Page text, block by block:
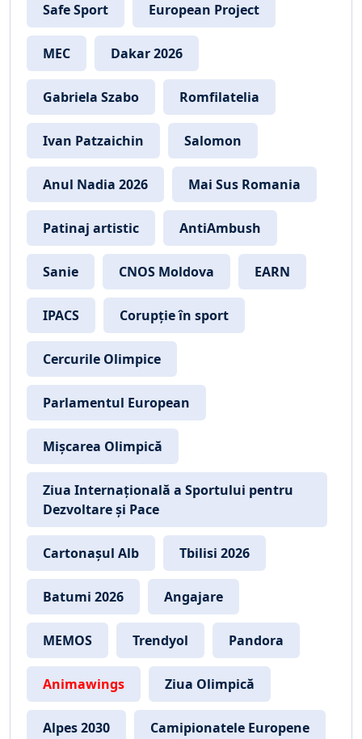
Safe Sport European Project
MEC Dakar 2026
Gabriela Szabo Romfilatelia
Ivan Patzaichin Salomon
Anul Nadia 2026 Mai Sus Romania
Patinaj artistic AntiAmbush
Sanie CNOS Moldova EARN
IPACS Corupție în sport
Cercurile Olimpice
Parlamentul European
Mișcarea Olimpică
Ziua Internațională a Sportului pentru
Dezvoltare și Pace
Cartonașul Alb Tbilisi 2026
Batumi 2026 Angajare
MEMOS Trendyol Pandora
Animawings Ziua Olimpică
Alpes 2030 Camipionatele Europene